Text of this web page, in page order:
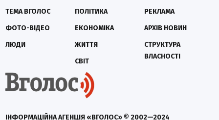
ІНФОРМАЦІЙНА АГЕНЦІЯ «ВГОЛОС» © 2002—2024
ТЕМА ВГОЛОС
ФОТО-ВІДЕО
ЛЮДИ
ПОЛІТИКА
ЕКОНОМІКА
ЖИТТЯ
СВІТ
РЕКЛАМА
АРХІВ НОВИН
СТРУКТУРА
ВЛАСНОСТІ